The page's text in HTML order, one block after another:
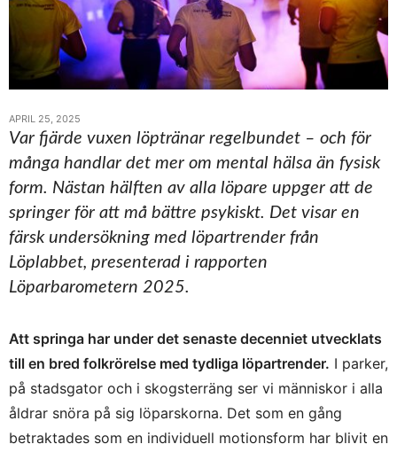
APRIL 25, 2025
Var fjärde vuxen löptränar regelbundet – och för
många handlar det mer om mental hälsa än fysisk
form. Nästan hälften av alla löpare uppger att de
springer för att må bättre psykiskt. Det visar en
färsk undersökning med löpartrender från
Löplabbet, presenterad i rapporten
Löparbarometern 2025.
Att springa har under det senaste decenniet utvecklats
till en bred folkrörelse med tydliga löpartrender. I parker,
på stadsgator och i skogsterräng ser vi människor i alla
åldrar snöra på sig löparskorna. Det som en gång
betraktades som en individuell motionsform har blivit en